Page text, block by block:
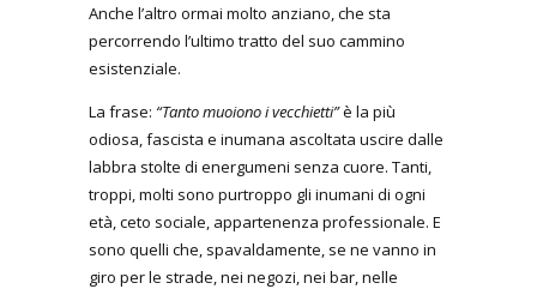
Anche l’altro ormai molto anziano, che sta
percorrendo l’ultimo tratto del suo cammino
esistenziale.
La frase: “Tanto muoiono i vecchietti”è la più
odiosa, fascista e inumana ascoltata uscire dalle
labbra stolte di energumeni senza cuore. Tanti,
troppi, molti sono purtroppo gli inumani di ogni
età, ceto sociale, appartenenza professionale. E
sono quelli che, spavaldamente, se ne vanno in
giro per le strade, nei negozi, nei bar, nelle